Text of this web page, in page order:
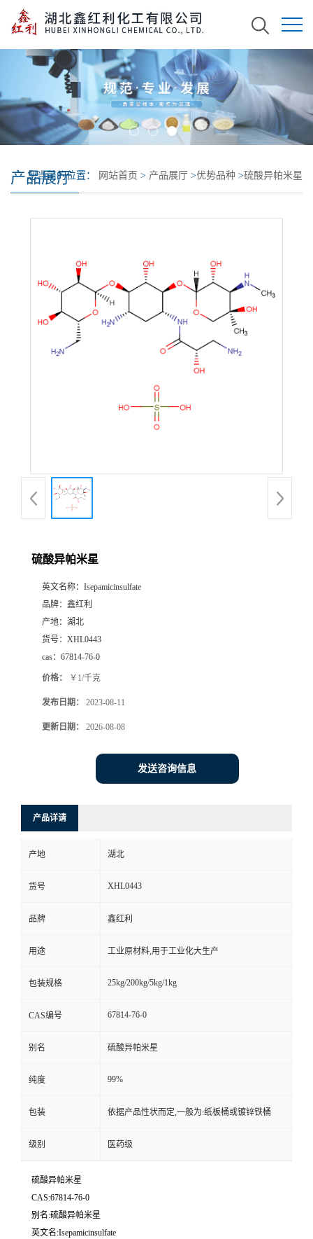
产品展厅
您当前的位置： 网站首页 > 产品展厅 >优势品种 >硫酸异帕米星
硫酸异帕米星
英文名称： Isepamicinsulfate
品牌： 鑫红利
产地： 湖北
货号： XHL0443
cas： 67814-76-0
价格： ￥1/千克
发布日期： 2023-08-11
更新日期： 2026-08-08
发送咨询信息
产品详请
产地 湖北
货号 XHL0443
品牌 鑫红利
用途 工业原材料,用于工业化大生产
包装规格 25kg/200kg/5kg/1kg
CAS编号 67814-76-0
别名 硫酸异帕米星
纯度 99%
包装 依据产品性状而定,一般为:纸板桶或镀锌铁桶
级别 医药级
硫酸异帕米星
CAS:67814-76-0
别名:硫酸异帕米星
英文名:Isepamicinsulfate